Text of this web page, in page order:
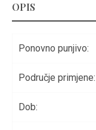
OPIS
Ponovno punjivo:
Područje primjene:
Dob: